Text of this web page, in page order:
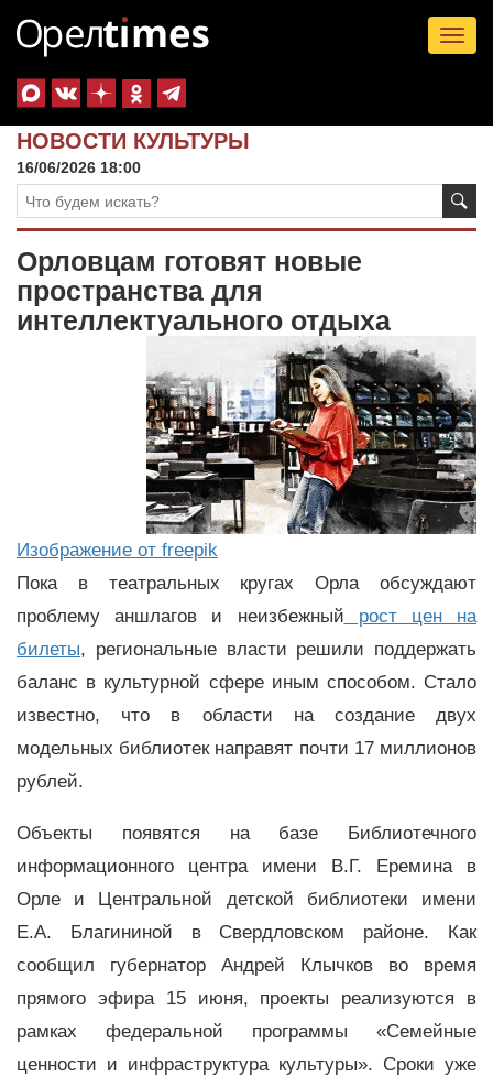
НОВОСТИ КУЛЬТУРЫ
16/06/2026 18:00
Орловцам готовят новые
пространства для
интеллектуального отдыха
Изображение от freepik
Пока в театральных кругах Орла обсуждают
проблему аншлагов и неизбежный рост цен на
билеты, региональные власти решили поддержать
баланс в культурной сфере иным способом. Стало
известно, что в области на создание двух
модельных библиотек направят почти 17 миллионов
рублей.
Объекты появятся на базе Библиотечного
информационного центра имени В.Г. Еремина в
Орле и Центральной детской библиотеки имени
Е.А. Благининой в Свердловском районе. Как
сообщил губернатор Андрей Клычков во время
прямого эфира 15 июня, проекты реализуются в
рамках федеральной программы «Семейные
ценности и инфраструктура культуры». Сроки уже